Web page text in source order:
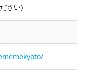
さい)